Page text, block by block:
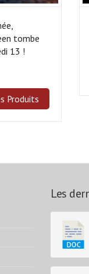
tombe
13 !
Produits
Les